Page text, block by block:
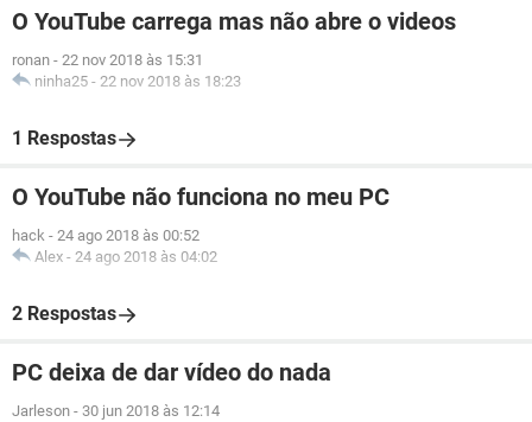
O YouTube carrega mas não abre o videos
ronan - 22 nov 2018 às 15:31
ninha25 - 22 nov 2018 às 18:23
1 Respostas
O YouTube não funciona no meu PC
hack - 24 ago 2018 às 00:52
Alex - 24 ago 2018 às 04:02
2 Respostas
PC deixa de dar vídeo do nada
Jarleson - 30 jun 2018 às 12:14